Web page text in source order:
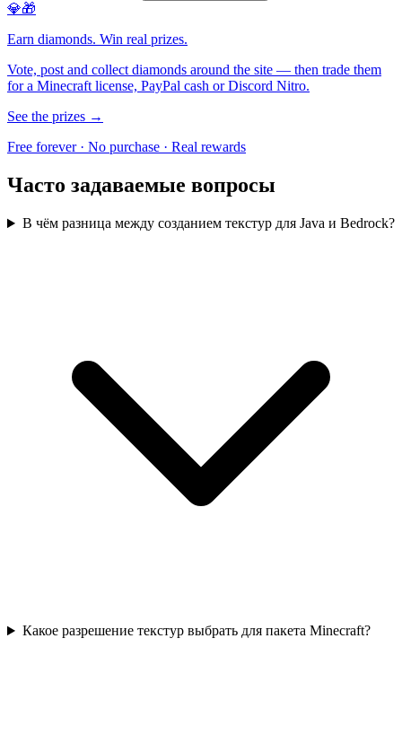
💎🎁
Earn diamonds. Win real prizes.
Vote, post and collect diamonds around the site — then trade them
for a Minecraft license, PayPal cash or Discord Nitro.
See the prizes →
Free forever · No purchase · Real rewards
Часто задаваемые вопросы
В чём разница между созданием текстур для Java и Bedrock?
Какое разрешение текстур выбрать для пакета Minecraft?